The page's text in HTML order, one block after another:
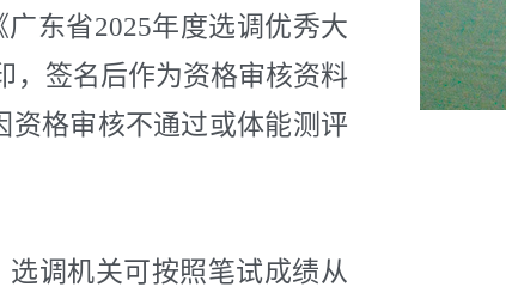
东省2025年度选调优秀大
，签名后作为资格审核资料
格审核不通过或体能测评
调机关可按照笔试成绩从